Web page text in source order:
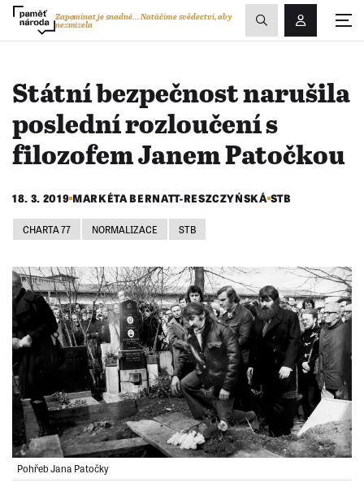
Přihlášení/
Zapomínat je snadné...Natáčíme svědectví, aby
nezmizela
Zobrazit
vyhledávání
Státní bezpečnost narušila
poslední rozloučení s
filozofem Janem Patočkou
18. 3. 2019 MARKÉTA BERNATT-RESZCZYŃSKÁ STB
CHARTA 77 NORMALIZACE STB
Pohřeb Jana Patočky